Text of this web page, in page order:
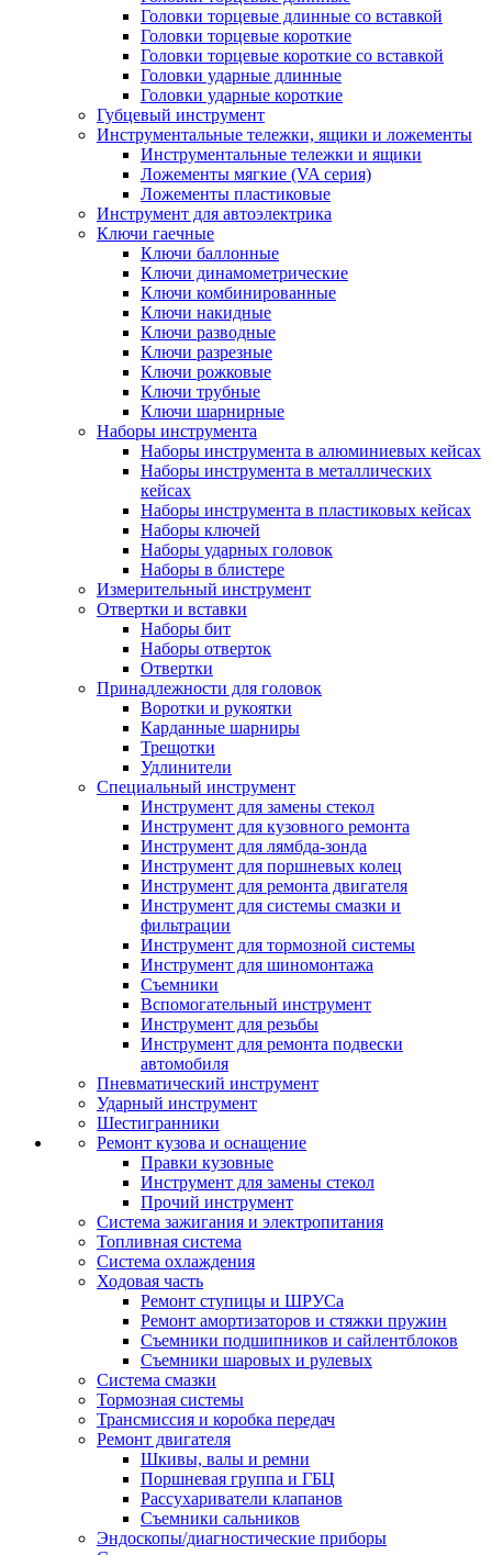
Головки торцевые длинные со вставкой
Головки торцевые короткие
Головки торцевые короткие со вставкой
Головки ударные длинные
Головки ударные короткие
Губцевый инструмент
Инструментальные тележки, ящики и ложементы
Инструментальные тележки и ящики
Ложементы мягкие (VA серия)
Ложементы пластиковые
Инструмент для автоэлектрика
Ключи гаечные
Ключи баллонные
Ключи динамометрические
Ключи комбинированные
Ключи накидные
Ключи разводные
Ключи разрезные
Ключи рожковые
Ключи трубные
Ключи шарнирные
Наборы инструмента
Наборы инструмента в алюминиевых кейсах
Наборы инструмента в металлических
кейсах
Наборы инструмента в пластиковых кейсах
Наборы ключей
Наборы ударных головок
Наборы в блистере
Измерительный инструмент
Отвертки и вставки
Наборы бит
Наборы отверток
Отвертки
Принадлежности для головок
Воротки и рукоятки
Карданные шарниры
Трещотки
Удлинители
Специальный инструмент
Инструмент для замены стекол
Инструмент для кузовного ремонта
Инструмент для лямбда-зонда
Инструмент для поршневых колец
Инструмент для ремонта двигателя
Инструмент для системы смазки и
фильтрации
Инструмент для тормозной системы
Инструмент для шиномонтажа
Съемники
Вспомогательный инструмент
Инструмент для резьбы
Инструмент для ремонта подвески
автомобиля
Пневматический инструмент
Ударный инструмент
Шестигранники
Ремонт кузова и оснащение
Правки кузовные
Инструмент для замены стекол
Прочий инструмент
Система зажигания и электропитания
Топливная система
Система охлаждения
Ходовая часть
Ремонт ступицы и ШРУСа
Ремонт амортизаторов и стяжки пружин
Съемники подшипников и сайлентблоков
Съемники шаровых и рулевых
Система смазки
Тормозная системы
Трансмиссия и коробка передач
Ремонт двигателя
Шкивы, валы и ремни
Поршневая группа и ГБЦ
Рассухариватели клапанов
Съемники сальников
Эндоскопы/диагностические приборы